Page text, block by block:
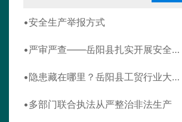
安全生产举报方式
严审严查——岳阳县扎实开展安全评价报告专项核查工作
隐患藏在哪里？岳阳县工贸行业大排查给出“诊断书”——岳阳县工贸行业大排查大整治在行动
多部门联合执法从严整治非法生产